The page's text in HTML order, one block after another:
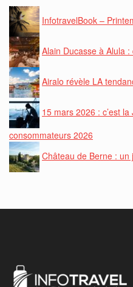
InfotravelBook –
Alain Ducasse à Alula :
Airalo révèle LA
15 mars 2026 : c’est
consommateurs 2026
Château de Berne :